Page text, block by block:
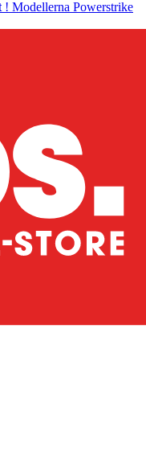
! Modellerna Powerstrike